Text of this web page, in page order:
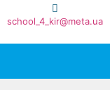
school_4_kir@meta.ua